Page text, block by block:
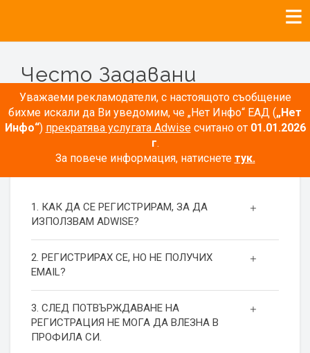
Уважаеми рекламодатели, с настоящото съобщение
бихме искали да Ви уведомим, че „Нет Инфо“ ЕАД („Нет
Инфо“) прекратява услугата Adwiseсчитано от 01.01.2026
г.
За повече информация, натиснете тук.
Често Задавани
Въпроси
РЕГИСТРАЦИЯ
1. КАК ДА СЕ РЕГИСТРИРАМ, ЗА ДА
ИЗПОЛЗВАМ ADWISE?
2. РЕГИСТРИРАХ СЕ, НО НЕ ПОЛУЧИХ
EMAIL?
3. СЛЕД ПОТВЪРЖДАВАНЕ НА
РЕГИСТРАЦИЯ НЕ МОГА ДА ВЛЕЗНА В
ПРОФИЛА СИ.